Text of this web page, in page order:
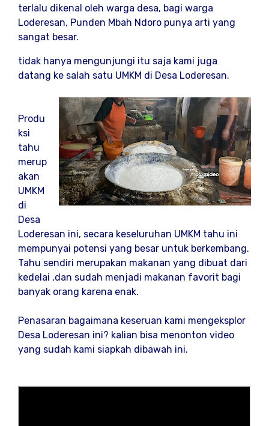
terlalu dikenal oleh warga desa, bagi warga
Loderesan, Punden Mbah Ndoro punya arti yang
sangat besar.
tidak hanya mengunjungi itu saja kami juga
datang ke salah satu UMKM di Desa Loderesan.
Produ
ksi
tahu
merup
akan
UMKM
di
Desa
Loderesan ini, secara keseluruhan UMKM tahu ini
mempunyai potensi yang besar untuk berkembang.
Tahu sendiri merupakan makanan yang dibuat dari
kedelai ,dan sudah menjadi makanan favorit bagi
banyak orang karena enak.
Penasaran bagaimana keseruan kami mengeksplor
Desa Loderesan ini? kalian bisa menonton video
yang sudah kami siapkah dibawah ini.